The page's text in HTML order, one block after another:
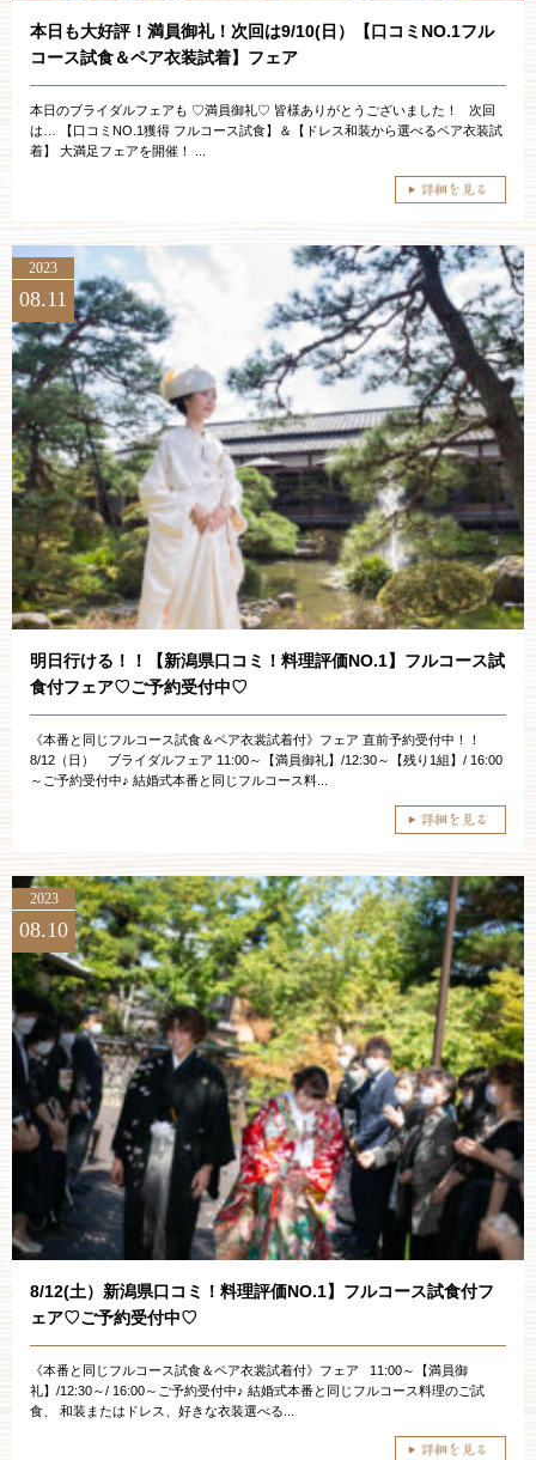
本日も大好評！満員御礼！次回は9/10(日）【口コミNO.1フル
コース試食＆ペア衣装試着】フェア
本日のブライダルフェアも ♡満員御礼♡ 皆様ありがとうございました！ 次回
は… 【口コミNO.1獲得 フルコース試食】＆【ドレス和装から選べるペア衣装試
着】 大満足フェアを開催！ ...
2023
08.11
明日行ける！！【新潟県口コミ！料理評価NO.1】フルコース試
食付フェア♡ご予約受付中♡
《本番と同じフルコース試食＆ペア衣裳試着付》フェア 直前予約受付中！！
8/12（日） ブライダルフェア 11:00～【満員御礼】/12:30～【残り1組】/ 16:00
～ご予約受付中♪ 結婚式本番と同じフルコース料...
2023
08.10
8/12(土）新潟県口コミ！料理評価NO.1】フルコース試食付フ
ェア♡ご予約受付中♡
《本番と同じフルコース試食＆ペア衣裳試着付》フェア 11:00～【満員御
礼】/12:30～/ 16:00～ご予約受付中♪ 結婚式本番と同じフルコース料理のご試
食、 和装またはドレス、好きな衣装選べる...